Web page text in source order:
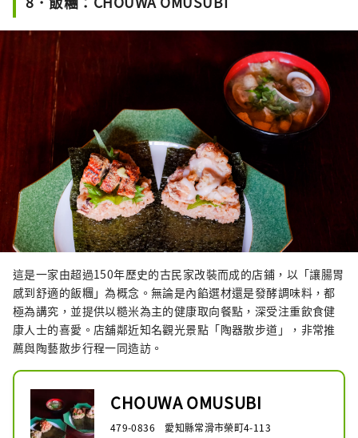
這是一家由超過150年歷史的古民家改裝而成的店鋪，以「讓腸胃
感到舒適的飯糰」為概念。無論是內餡選材還是發酵調味料，都
極為講究，並提供以糙米為主的健康取向餐點，深受注重飲食健
康人士的喜愛。店舖鄰近知名觀光景點「陶器散步道」，非常推
薦與陶藝散步行程一同造訪。
CHOUWA OMUSUBI
479-0836 愛知縣常滑市榮町4-113